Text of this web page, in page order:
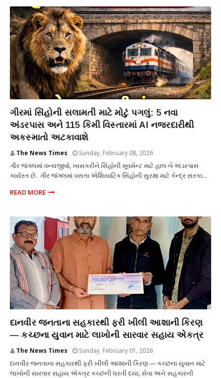
ગીરમાં સિંહોની સલામતી માટે મોટું પગલું: 5 નવા
અંડરપાસ અને 115 કિમી વિસ્તારમાં AI નજરદારીથી
અકસ્માતો અટકાવાશે
The News Times Sunday, February 08, 2026
ગીર જંગલમાં વન્યજીવો, ખાસકરીને સિંહોની મૂવમેન્ટ માટે હાલ બે અંડરપાસ
કાર્યરત છે. ગીર જંગલમાં વસતા એશિયાટિક સિંહોની સુરક્ષા માટે કેન્દ્ર સરકા...
READ MORE
દાનવીર જનતાના સહકારથી ફરી ખીલી આશાની કિરણ
— કચ્છના યુવાન માટે લાખોની સારવાર સહાય એકત્ર
The News Times Sunday, February 01, 2026
દાનવીર જનતાના સહકારથી ફરી ખીલી આશાની કિરણ — કચ્છના યુવાન માટે
લાખોની સારવાર સહાય એકત્ર કચ્છની ધરતી દયા, સેવા અને સહકારની